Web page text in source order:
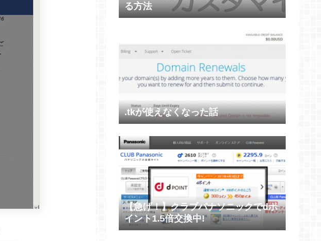
る方法
.tkが使えなくなった話
【急げ！】クラブパナソニックでdポ
イント1.5倍交換中!